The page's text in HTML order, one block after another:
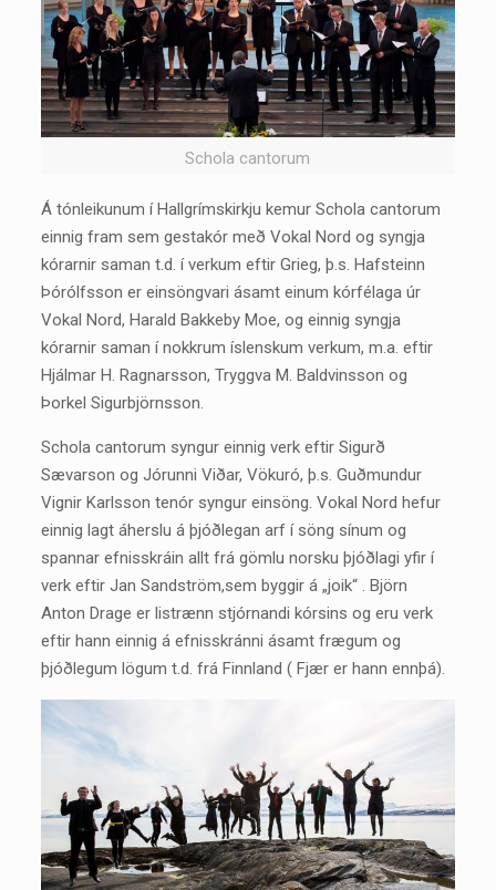
Schola cantorum
Á tónleikunum í Hallgrímskirkju kemur Schola cantorum
einnig fram sem gestakór með Vokal Nord og syngja
kórarnir saman t.d. í verkum eftir Grieg, þ.s. Hafsteinn
Þórólfsson er einsöngvari ásamt einum kórfélaga úr
Vokal Nord, Harald Bakkeby Moe, og einnig syngja
kórarnir saman í nokkrum íslenskum verkum, m.a. eftir
Hjálmar H. Ragnarsson, Tryggva M. Baldvinsson og
Þorkel Sigurbjörnsson.
Schola cantorum syngur einnig verk eftir Sigurð
Sævarson og Jórunni Viðar, Vökuró, þ.s. Guðmundur
Vignir Karlsson tenór syngur einsöng. Vokal Nord hefur
einnig lagt áherslu á þjóðlegan arf í söng sínum og
spannar efnisskráin allt frá gömlu norsku þjóðlagi yfir í
verk eftir Jan Sandström,sem byggir á „joik“ . Björn
Anton Drage er listrænn stjórnandi kórsins og eru verk
eftir hann einnig á efnisskránni ásamt frægum og
þjóðlegum lögum t.d. frá Finnland ( Fjær er hann ennþá).